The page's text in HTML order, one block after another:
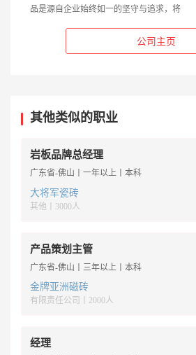
品是源自企业始终如一的坚守与追求，将
公司主页
其他类似的职业
岩板品牌总经理
广东省-佛山丨一年以上丨本科
大将军瓷砖
其他丨3000人
产品策划主管
广东省-佛山丨三年以上丨本科
金牌亚洲磁砖
有限责任公司丨2000人
经理